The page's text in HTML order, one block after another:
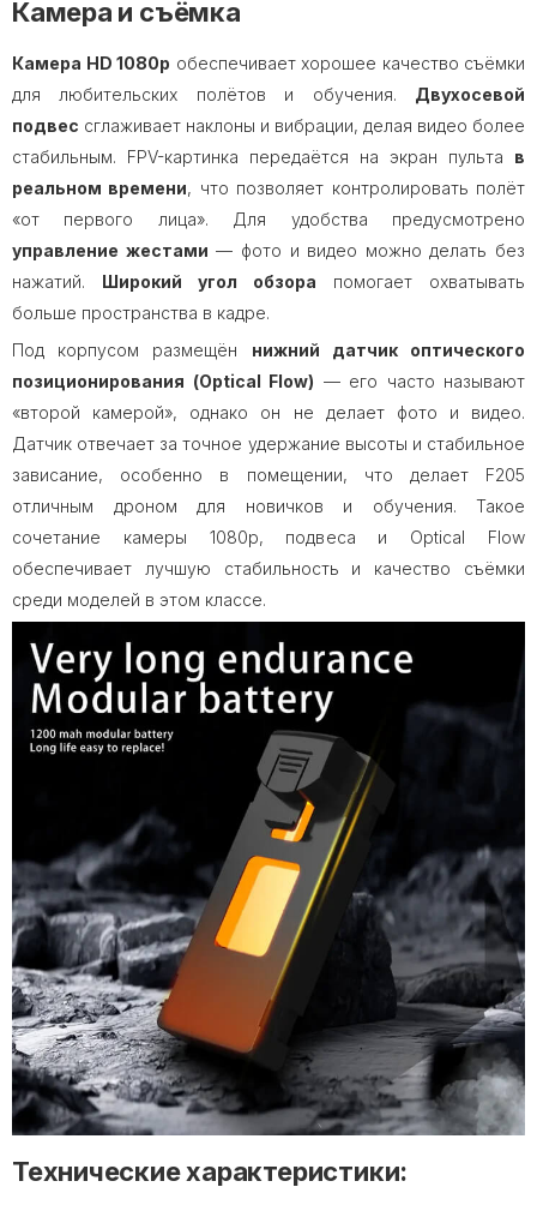
Камера и съёмка
Камера HD 1080p обеспечивает хорошее качество съёмки
для любительских полётов и обучения. Двухосевой
подвес сглаживает наклоны и вибрации, делая видео более
стабильным. FPV-картинка передаётся на экран пульта в
реальном времени, что позволяет контролировать полёт
«от первого лица». Для удобства предусмотрено
управление жестами — фото и видео можно делать без
нажатий. Широкий угол обзора помогает охватывать
больше пространства в кадре.
Под корпусом размещён нижний датчик оптического
позиционирования (Optical Flow) — его часто называют
«второй камерой», однако он не делает фото и видео.
Датчик отвечает за точное удержание высоты и стабильное
зависание, особенно в помещении, что делает F205
отличным дроном для новичков и обучения. Такое
сочетание камеры 1080p, подвеса и Optical Flow
обеспечивает лучшую стабильность и качество съёмки
среди моделей в этом классе.
Технические характеристики: